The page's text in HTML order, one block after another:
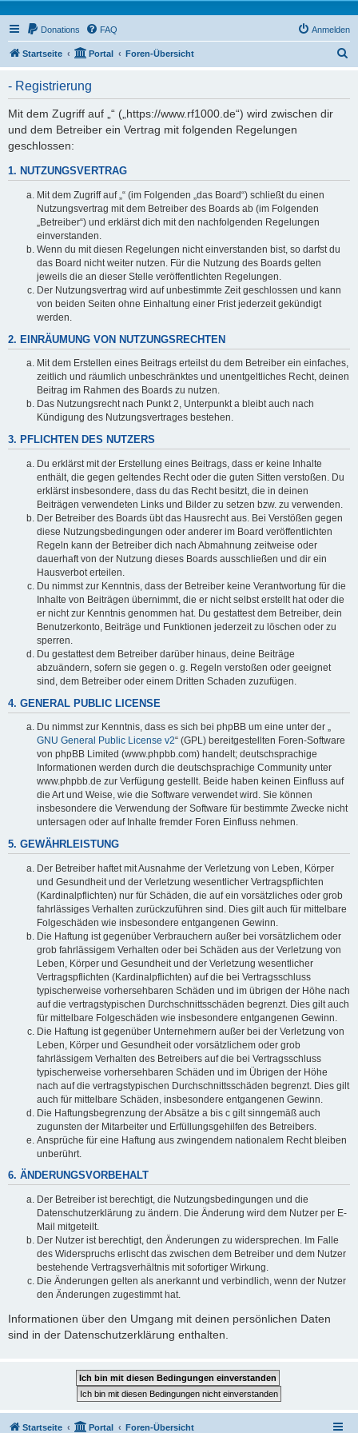
Donations FAQ Anmelden
Startseite Portal Foren-Übersicht
- Registrierung
Mit dem Zugriff auf „“ („https://www.rf1000.de“) wird zwischen dir
und dem Betreiber ein Vertrag mit folgenden Regelungen
geschlossen:
1. NUTZUNGSVERTRAG
Mit dem Zugriff auf „“ (im Folgenden „das Board“) schließt du einen
Nutzungsvertrag mit dem Betreiber des Boards ab (im Folgenden
„Betreiber“) und erklärst dich mit den nachfolgenden Regelungen
einverstanden.
Wenn du mit diesen Regelungen nicht einverstanden bist, so darfst du
das Board nicht weiter nutzen. Für die Nutzung des Boards gelten
jeweils die an dieser Stelle veröffentlichten Regelungen.
Der Nutzungsvertrag wird auf unbestimmte Zeit geschlossen und kann
von beiden Seiten ohne Einhaltung einer Frist jederzeit gekündigt
werden.
2. EINRÄUMUNG VON NUTZUNGSRECHTEN
Mit dem Erstellen eines Beitrags erteilst du dem Betreiber ein einfaches,
zeitlich und räumlich unbeschränktes und unentgeltliches Recht, deinen
Beitrag im Rahmen des Boards zu nutzen.
Das Nutzungsrecht nach Punkt 2, Unterpunkt a bleibt auch nach
Kündigung des Nutzungsvertrages bestehen.
3. PFLICHTEN DES NUTZERS
Du erklärst mit der Erstellung eines Beitrags, dass er keine Inhalte
enthält, die gegen geltendes Recht oder die guten Sitten verstoßen. Du
erklärst insbesondere, dass du das Recht besitzt, die in deinen
Beiträgen verwendeten Links und Bilder zu setzen bzw. zu verwenden.
Der Betreiber des Boards übt das Hausrecht aus. Bei Verstößen gegen
diese Nutzungsbedingungen oder anderer im Board veröffentlichten
Regeln kann der Betreiber dich nach Abmahnung zeitweise oder
dauerhaft von der Nutzung dieses Boards ausschließen und dir ein
Hausverbot erteilen.
Du nimmst zur Kenntnis, dass der Betreiber keine Verantwortung für die
Inhalte von Beiträgen übernimmt, die er nicht selbst erstellt hat oder die
er nicht zur Kenntnis genommen hat. Du gestattest dem Betreiber, dein
Benutzerkonto, Beiträge und Funktionen jederzeit zu löschen oder zu
sperren.
Du gestattest dem Betreiber darüber hinaus, deine Beiträge
abzuändern, sofern sie gegen o. g. Regeln verstoßen oder geeignet
sind, dem Betreiber oder einem Dritten Schaden zuzufügen.
4. GENERAL PUBLIC LICENSE
Du nimmst zur Kenntnis, dass es sich bei phpBB um eine unter der „
GNU General Public License v2“ (GPL) bereitgestellten Foren-Software
von phpBB Limited (www.phpbb.com) handelt; deutschsprachige
Informationen werden durch die deutschsprachige Community unter
www.phpbb.de zur Verfügung gestellt. Beide haben keinen Einfluss auf
die Art und Weise, wie die Software verwendet wird. Sie können
insbesondere die Verwendung der Software für bestimmte Zwecke nicht
untersagen oder auf Inhalte fremder Foren Einfluss nehmen.
5. GEWÄHRLEISTUNG
Der Betreiber haftet mit Ausnahme der Verletzung von Leben, Körper
und Gesundheit und der Verletzung wesentlicher Vertragspflichten
(Kardinalpflichten) nur für Schäden, die auf ein vorsätzliches oder grob
fahrlässiges Verhalten zurückzuführen sind. Dies gilt auch für mittelbare
Folgeschäden wie insbesondere entgangenen Gewinn.
Die Haftung ist gegenüber Verbrauchern außer bei vorsätzlichem oder
grob fahrlässigem Verhalten oder bei Schäden aus der Verletzung von
Leben, Körper und Gesundheit und der Verletzung wesentlicher
Vertragspflichten (Kardinalpflichten) auf die bei Vertragsschluss
typischerweise vorhersehbaren Schäden und im übrigen der Höhe nach
auf die vertragstypischen Durchschnittsschäden begrenzt. Dies gilt auch
für mittelbare Folgeschäden wie insbesondere entgangenen Gewinn.
Die Haftung ist gegenüber Unternehmern außer bei der Verletzung von
Leben, Körper und Gesundheit oder vorsätzlichem oder grob
fahrlässigem Verhalten des Betreibers auf die bei Vertragsschluss
typischerweise vorhersehbaren Schäden und im Übrigen der Höhe
nach auf die vertragstypischen Durchschnittsschäden begrenzt. Dies gilt
auch für mittelbare Schäden, insbesondere entgangenen Gewinn.
Die Haftungsbegrenzung der Absätze a bis c gilt sinngemäß auch
zugunsten der Mitarbeiter und Erfüllungsgehilfen des Betreibers.
Ansprüche für eine Haftung aus zwingendem nationalem Recht bleiben
unberührt.
6. ÄNDERUNGSVORBEHALT
Der Betreiber ist berechtigt, die Nutzungsbedingungen und die
Datenschutzerklärung zu ändern. Die Änderung wird dem Nutzer per E-
Mail mitgeteilt.
Der Nutzer ist berechtigt, den Änderungen zu widersprechen. Im Falle
des Widerspruchs erlischt das zwischen dem Betreiber und dem Nutzer
bestehende Vertragsverhältnis mit sofortiger Wirkung.
Die Änderungen gelten als anerkannt und verbindlich, wenn der Nutzer
den Änderungen zugestimmt hat.
Informationen über den Umgang mit deinen persönlichen Daten
sind in der Datenschutzerklärung enthalten.
Startseite Portal Foren-Übersicht